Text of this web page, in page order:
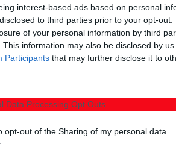
interest-based ads based on personal
to third parties prior to your opt-
of your personal information by third
This information may also be disclosed by
Participants that may further disclose it to
Data Processing Opt Outs
opt-out of the Sharing of my personal data.